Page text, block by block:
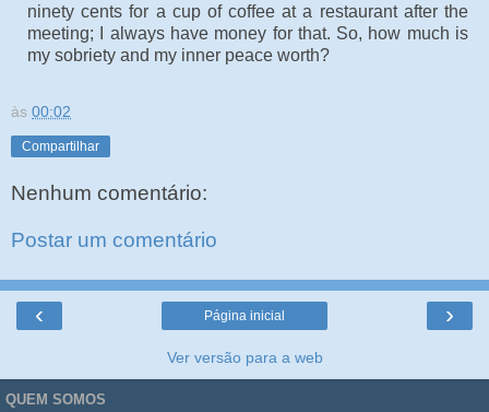
ninety cents for a cup of coffee at a restaurant after the
meeting; I always have money for that. So, how much is
my sobriety and my inner peace worth?
às 00:02
Compartilhar
Nenhum comentário:
Postar um comentário
‹ ›
Página inicial
Ver versão para a web
QUEM SOMOS